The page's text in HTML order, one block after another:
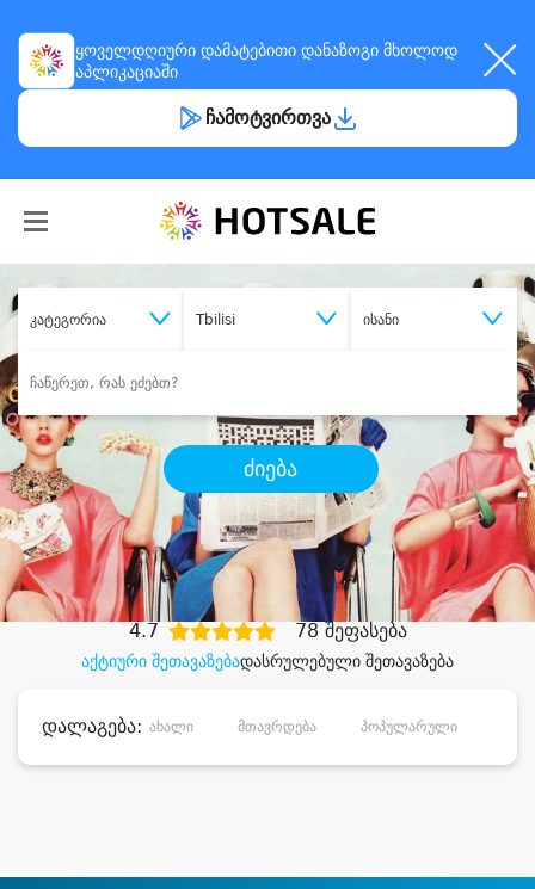
ყოველდღიური დამატებითი დანაზოგი მხოლოდ
აპლიკაციაში
ჩამოტვირთვა
კატეგორია Tbilisi ისანი
ძიება
შეიძინესასურველი მომსახურება
დიდი დანაზოგით
აქტიური შეთავაზებადასრულებული შეთავაზება
4.7 78 შეფასება
დალაგება: ახალი მთავრდება პოპულარული